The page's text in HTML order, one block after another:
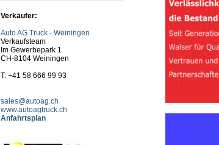
Verkäufer:
Auto AG Truck - Weiningen
Verkaufsteam
Im Gewerbepark 1
CH-8104 Weiningen
T: +41 58 666 99 93
sales@autoag.ch
www.autoagtruck.ch
Anfahrtsplan